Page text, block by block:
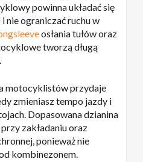
powinna układać się
nie ograniczać ruchu w
osłania tułów oraz
tworzą długą
motocyklistów przydaje
zmieniasz tempo jazdy i
Dopasowana dzianina
zakładaniu oraz
ponieważ nie
kombinezonem.